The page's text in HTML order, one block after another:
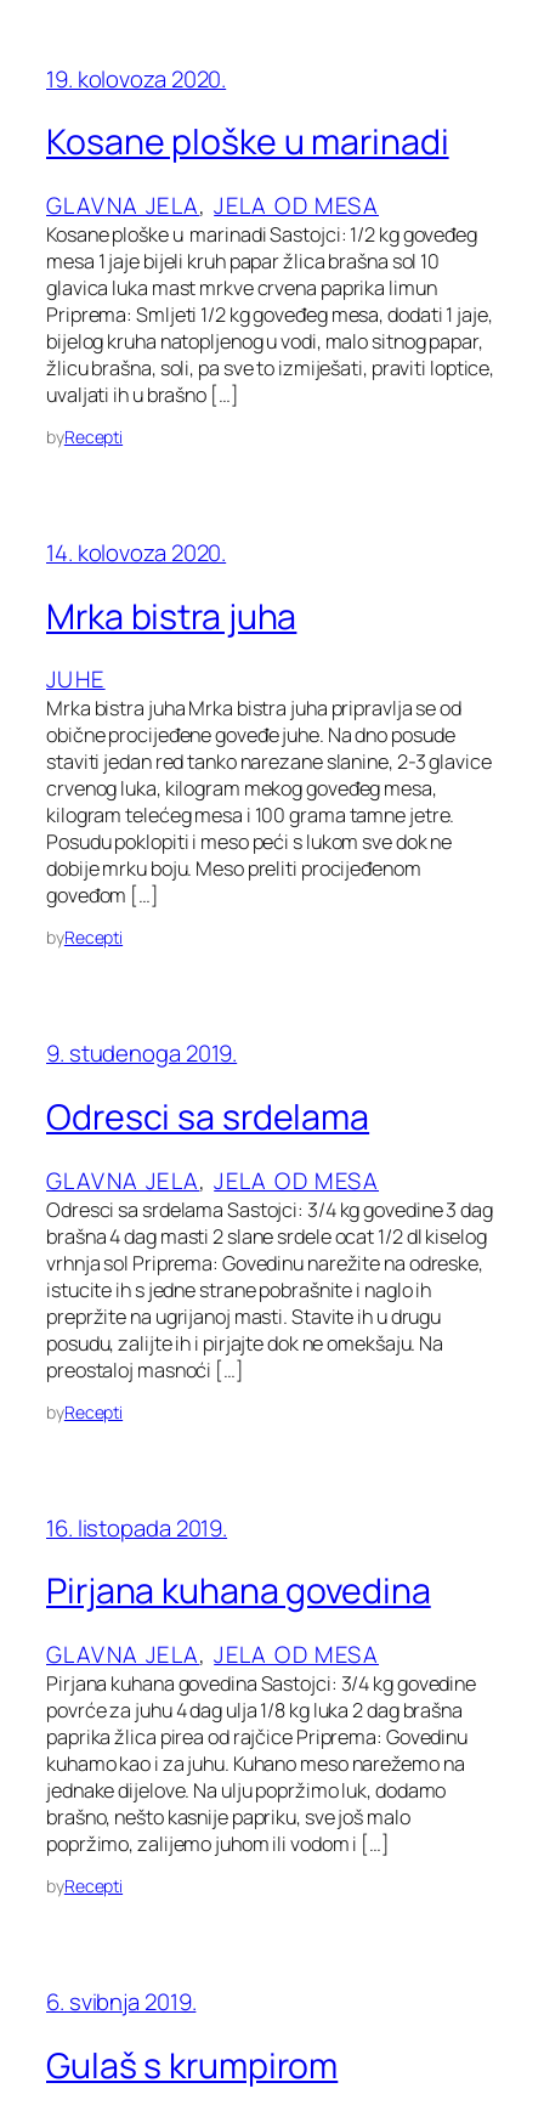
19. kolovoza 2020.
Kosane ploške u marinadi
GLAVNA JELA, JELA OD MESA
Kosane ploške u marinadi Sastojci: 1/2 kg goveđeg
mesa 1 jaje bijeli kruh papar žlica brašna sol 10
glavica luka mast mrkve crvena paprika limun
Priprema: Smljeti 1/2 kg goveđeg mesa, dodati 1 jaje,
bijelog kruha natopljenog u vodi, malo sitnog papar,
žlicu brašna, soli, pa sve to izmiješati, praviti loptice,
uvaljati ih u brašno […]
byRecepti
14. kolovoza 2020.
Mrka bistra juha
JUHE
Mrka bistra juha Mrka bistra juha pripravlja se od
obične procijeđene goveđe juhe. Na dno posude
staviti jedan red tanko narezane slanine, 2-3 glavice
crvenog luka, kilogram mekog goveđeg mesa,
kilogram telećeg mesa i 100 grama tamne jetre.
Posudu poklopiti i meso peći s lukom sve dok ne
dobije mrku boju. Meso preliti procijeđenom
goveđom […]
byRecepti
9. studenoga 2019.
Odresci sa srdelama
GLAVNA JELA, JELA OD MESA
Odresci sa srdelama Sastojci: 3/4 kg govedine 3 dag
brašna 4 dag masti 2 slane srdele ocat 1/2 dl kiselog
vrhnja sol Priprema: Govedinu narežite na odreske,
istucite ih s jedne strane pobrašnite i naglo ih
prepržite na ugrijanoj masti. Stavite ih u drugu
posudu, zalijte ih i pirjajte dok ne omekšaju. Na
preostaloj masnoći […]
byRecepti
16. listopada 2019.
Pirjana kuhana govedina
GLAVNA JELA, JELA OD MESA
Pirjana kuhana govedina Sastojci: 3/4 kg govedine
povrće za juhu 4 dag ulja 1/8 kg luka 2 dag brašna
paprika žlica pirea od rajčice Priprema: Govedinu
kuhamo kao i za juhu. Kuhano meso narežemo na
jednake dijelove. Na ulju popržimo luk, dodamo
brašno, nešto kasnije papriku, sve još malo
popržimo, zalijemo juhom ili vodom i […]
byRecepti
6. svibnja 2019.
Gulaš s krumpirom